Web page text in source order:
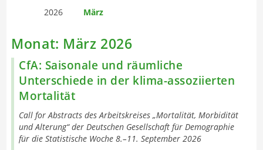
2026 März
Monat: März 2026
CfA: Saisonale und räumliche
Unterschiede in der klima-assoziierten
Mortalität
Call for Abstracts des Arbeitskreises „Mortalität, Morbidität
und Alterung“ der Deutschen Gesellschaft für Demographie
für die Statistische Woche 8.–11. September 2026